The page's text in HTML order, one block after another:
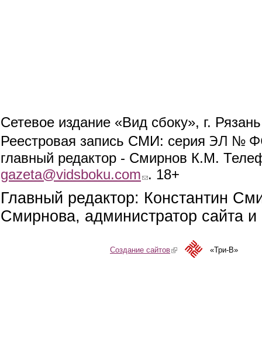
Сетевое издание «Вид сбоку», г.
Реестровая запись СМИ: серия ЭЛ №
главный редактор - Смирнов К.М.
gazeta@vidsboku.com (link sends e-mail)
. 18+
Главный редактор: Константин
Смирнова, администратор сайта
Создание сайтов(link is external)«Три-В»